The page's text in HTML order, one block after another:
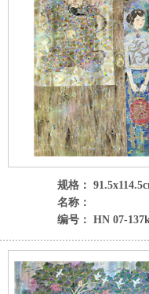
规格：
名称：
编号： HN 07-